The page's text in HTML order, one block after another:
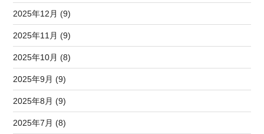
2025年12月 (9)
2025年11月 (9)
2025年10月 (8)
2025年9月 (9)
2025年8月 (9)
2025年7月 (8)